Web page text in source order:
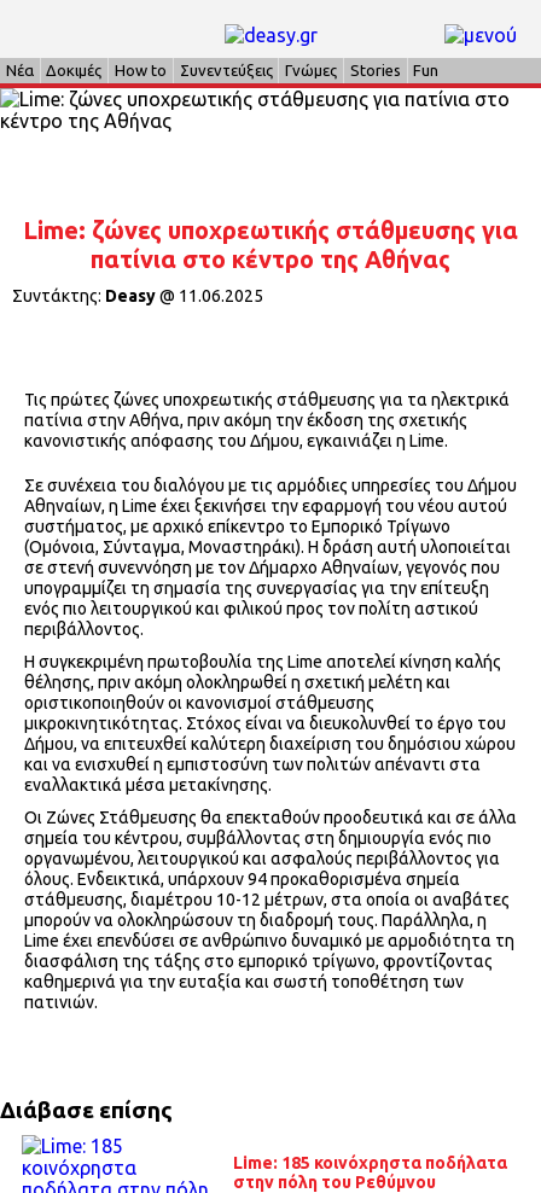
Νέα Δοκιμές How to Συνεντεύξεις Γνώμες Stories Fun
Lime: ζώνες υποχρεωτικής στάθμευσης για
πατίνια στο κέντρο της Αθήνας
Συντάκτης: Deasy@ 11.06.2025
Τις πρώτες ζώνες υποχρεωτικής στάθμευσης για τα ηλεκτρικά
πατίνια στην Αθήνα, πριν ακόμη την έκδοση της σχετικής
κανονιστικής απόφασης του Δήμου, εγκαινιάζει η Lime.
Σε συνέχεια του διαλόγου με τις αρμόδιες υπηρεσίες του Δήμου
Αθηναίων, η Lime έχει ξεκινήσει την εφαρμογή του νέου αυτού
συστήματος, με αρχικό επίκεντρο το Εμπορικό Τρίγωνο
(Ομόνοια, Σύνταγμα, Μοναστηράκι). Η δράση αυτή υλοποιείται
σε στενή συνεννόηση με τον Δήμαρχο Αθηναίων, γεγονός που
υπογραμμίζει τη σημασία της συνεργασίας για την επίτευξη
ενός πιο λειτουργικού και φιλικού προς τον πολίτη αστικού
περιβάλλοντος.
Η συγκεκριμένη πρωτοβουλία της Lime αποτελεί κίνηση καλής
θέλησης, πριν ακόμη ολοκληρωθεί η σχετική μελέτη και
οριστικοποιηθούν οι κανονισμοί στάθμευσης
μικροκινητικότητας. Στόχος είναι να διευκολυνθεί το έργο του
Δήμου, να επιτευχθεί καλύτερη διαχείριση του δημόσιου χώρου
και να ενισχυθεί η εμπιστοσύνη των πολιτών απέναντι στα
εναλλακτικά μέσα μετακίνησης.
Οι Ζώνες Στάθμευσης θα επεκταθούν προοδευτικά και σε άλλα
σημεία του κέντρου, συμβάλλοντας στη δημιουργία ενός πιο
οργανωμένου, λειτουργικού και ασφαλούς περιβάλλοντος για
όλους. Ενδεικτικά, υπάρχουν 94 προκαθορισμένα σημεία
στάθμευσης, διαμέτρου 10-12 μέτρων, στα οποία οι αναβάτες
μπορούν να ολοκληρώσουν τη διαδρομή τους. Παράλληλα, η
Lime έχει επενδύσει σε ανθρώπινο δυναμικό με αρμοδιότητα τη
διασφάλιση της τάξης στο εμπορικό τρίγωνο, φροντίζοντας
καθημερινά για την ευταξία και σωστή τοποθέτηση των
πατινιών.
Διάβασε επίσης
Lime: 185 κοινόχρηστα ποδήλατα
στην πόλη του Ρεθύμνου